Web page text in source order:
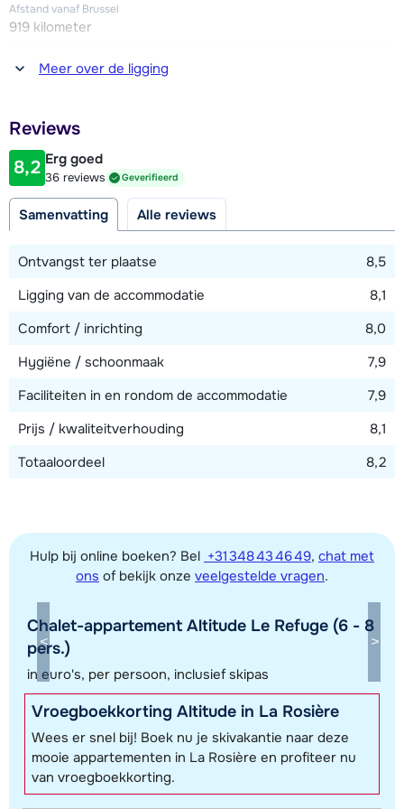
kunnen rijden worden sneeuwkettingen aanbevolen.
Afstand vanaf Brussel
919 kilometer
Afstand tot winkel(s)
300 meter
200 - 250 meter
Afstand tot piste
150 - 200 meter
Toon alle accommodaties in dit gebied
Deze kaart geeft een indicatie van de ligging van onze accommodaties. De
exacte locatie kan enigszins afwijken.
Meer over de ligging
Reviews
8,2 Erg goed
36 reviews Geverifieerd
Samenvatting Alle reviews
Ontvangst ter plaatse
8,5
Ligging van de accommodatie
8,1
Comfort / inrichting
8,0
Hygiëne / schoonmaak
7,9
Faciliteiten in en rondom de accommodatie
7,9
Prijs / kwaliteitverhouding
8,1
Totaaloordeel
8,2
Hulp bij online boeken? Bel +31 348 43 46 49, chat met
ons of bekijk onze veelgestelde vragen.
Chalet-appartement Altitude Le Refuge (6 - 8
pers.)
in euro's, per persoon, inclusief skipas
Vroegboekkorting Altitude in La Rosière
Wees er snel bij! Boek nu je skivakantie naar deze
mooie appartementen in La Rosière en profiteer nu
van vroegboekkorting.